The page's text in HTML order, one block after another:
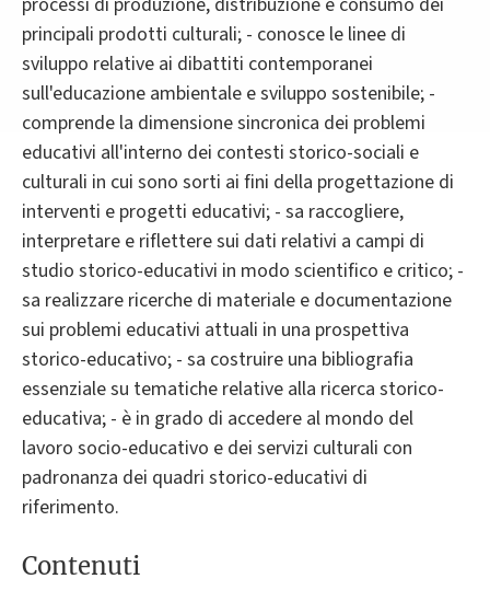
principali prodotti culturali; - conosce le linee di
sviluppo relative ai dibattiti contemporanei
sull'educazione ambientale e sviluppo sostenibile; -
comprende la dimensione sincronica dei problemi
educativi all'interno dei contesti storico-sociali e
culturali in cui sono sorti ai fini della progettazione di
interventi e progetti educativi; - sa raccogliere,
interpretare e riflettere sui dati relativi a campi di
studio storico-educativi in modo scientifico e critico; -
sa realizzare ricerche di materiale e documentazione
sui problemi educativi attuali in una prospettiva
storico-educativo; - sa costruire una bibliografia
essenziale su tematiche relative alla ricerca storico-
educativa; - è in grado di accedere al mondo del
lavoro socio-educativo e dei servizi culturali con
padronanza dei quadri storico-educativi di
riferimento.
Contenuti